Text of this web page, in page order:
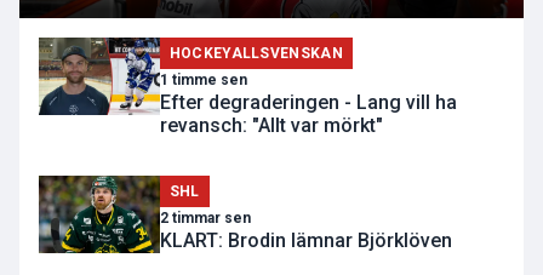
HOCKEYALLSVENSKAN
1 timme sen
Efter degraderingen - Lang vill ha
revansch: "Allt var mörkt"
SHL
2 timmar sen
KLART: Brodin lämnar Björklöven